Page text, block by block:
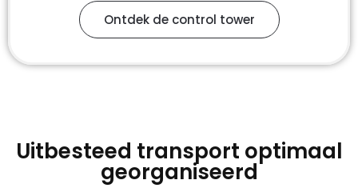
Ontdek de control tower
Uitbesteed transport optimaal
georganiseerd